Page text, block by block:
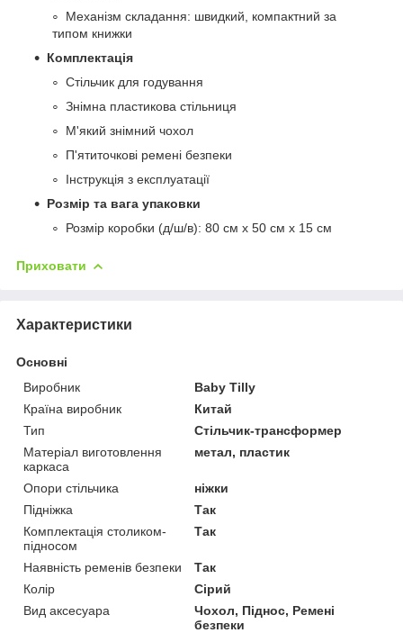
Механізм складання: швидкий, компактний за
типом книжки
Комплектація
Стільчик для годування
Знімна пластикова стільниця
М'який знімний чохол
П'ятиточкові ремені безпеки
Інструкція з експлуатації
Розмір та вага упаковки
Розмір коробки (д/ш/в): 80 см x 50 см x 15 см
Приховати
Характеристики
Основні
Виробник
Baby Tilly
Країна виробник
Китай
Тип
Стільчик-трансформер
Матеріал виготовлення
каркаса
метал, пластик
Опори стільчика
ніжки
Підніжка
Так
Комплектація столиком-
підносом
Так
Наявність ременів безпеки
Так
Колір
Сірий
Вид аксесуара
Чохол, Піднос, Ремені
безпеки